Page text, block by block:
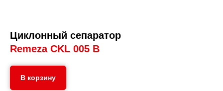
Циклонный сепаратор
Remeza CKL 005 B
В корзину